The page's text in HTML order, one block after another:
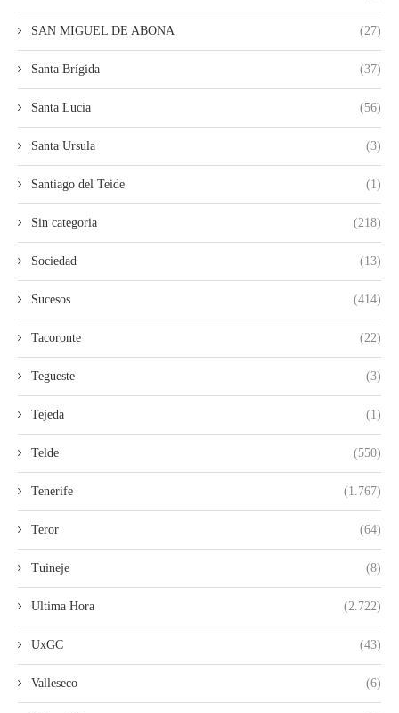
SAN MIGUEL DE ABONA (27)
Santa Brígida (37)
Santa Lucia (56)
Santa Ursula (3)
Santiago del Teide (1)
Sin categoria (218)
Sociedad (13)
Sucesos (414)
Tacoronte (22)
Tegueste (3)
Tejeda (1)
Telde (550)
Tenerife (1.767)
Teror (64)
Tuineje (8)
Ultima Hora (2.722)
UxGC (43)
Valleseco (6)